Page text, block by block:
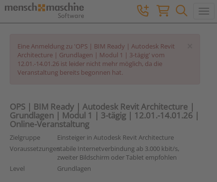
Eine Anmeldung zu 'OPS | BIM Ready | Autodesk Revit
Architecture | Grundlagen | Modul 1 | 3-tägig' vom
12.01.-14.01.26 ist leider nicht mehr möglich, da die
Veranstaltung bereits begonnen hat.
OPS | BIM Ready | Autodesk Revit Architecture |
Grundlagen | Modul 1 | 3-tägig | 12.01.-14.01.26 |
Online-Veranstaltung
Zielgruppe
Einsteiger in Autodesk Revit Architecture
Voraussetzungenstabile Internetverbindung ab 3.000 kbit/s,
zweiter Bildschirm oder Tablet empfohlen
Level
Grundlagen